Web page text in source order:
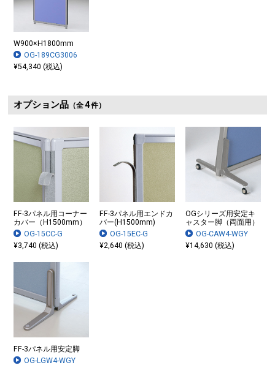
W900×H1800mm
OG-189CG3006
¥54,340 (税込)
オプション品（全4件）
FF-3パネル用コーナー
カバー（H1500mm）
OG-15CC-G
¥3,740 (税込)
FF-3パネル用エンドカ
バー(H1500mm)
OG-15EC-G
¥2,640 (税込)
OGシリーズ用安定キ
ャスター脚（両面用）
OG-CAW4-WGY
¥14,630 (税込)
FF-3パネル用安定脚
OG-LGW4-WGY